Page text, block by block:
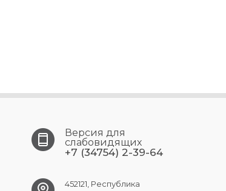
Версия для
слабовидящих
+7 (34754) 2-39-64
452121, Республика